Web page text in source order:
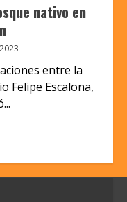
nativo en
entre la
Felipe Escalona,